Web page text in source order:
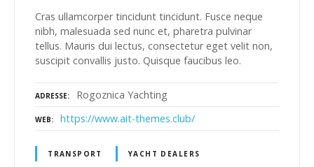
Cras ullamcorper tincidunt tincidunt. Fusce neque
nibh, malesuada sed nunc et, pharetra pulvinar
tellus. Mauris dui lectus, consectetur eget velit non,
suscipit convallis justo. Quisque faucibus leo.
ADRESSE Rogoznica Yachting
WEB https://www.ait-themes.club/
TRANSPORT YACHT DEALERS